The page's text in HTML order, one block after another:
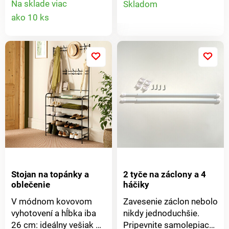
nastaviteľnej výške je
vhodný aj do detských
háčikmi na kabelky na
ochranu rukovätí a
ramenných popruhov.
Na sklade viac
ako 10 ks
Materiál: polyester s
PVC vrstvou. Rozmery:
60 x 100 cm.
Skladom
Stojan na topánky a
oblečenie
V módnom kovovom
vyhotovení a hĺbka iba
26 cm: ideálny vešiak do
2 tyče na záclony a 4
háčiky
Zavesenie záclon nebolo
nikdy jednoduchšie.
Pripevnite samolepiace